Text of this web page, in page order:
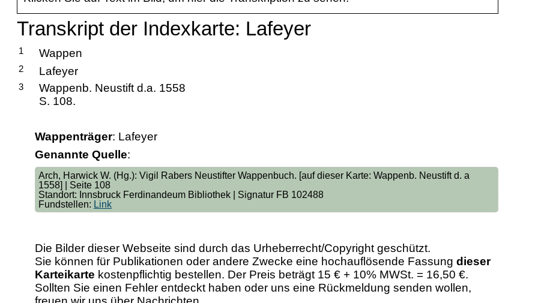
Transkript der Indexkarte: Lafeyer
1 Wappen
2 Lafeyer
3
Wappenb. Neustift d.a. 1558
S. 108.
Wappenträger: Lafeyer
Genannte Quelle:
Arch, Harwick W. (Hg.): Vigil Rabers Neustifter Wappenbuch. [auf dieser Karte: Wappenb. Neustift d. a
1558] | Seite 108
Standort: Innsbruck Ferdinandeum Bibliothek | Signatur FB 102488
Fundstellen: Link
Die Bilder dieser Webseite sind durch das Urheberrecht/Copyright geschützt.
Sie können für Publikationen oder andere Zwecke eine hochauflösende Fassung dieser
Karteikarte kostenpflichtig bestellen. Der Preis beträgt 15 € + 10% MWSt. = 16,50 €.
Sollten Sie einen Fehler entdeckt haben oder uns eine Rückmeldung senden wollen,